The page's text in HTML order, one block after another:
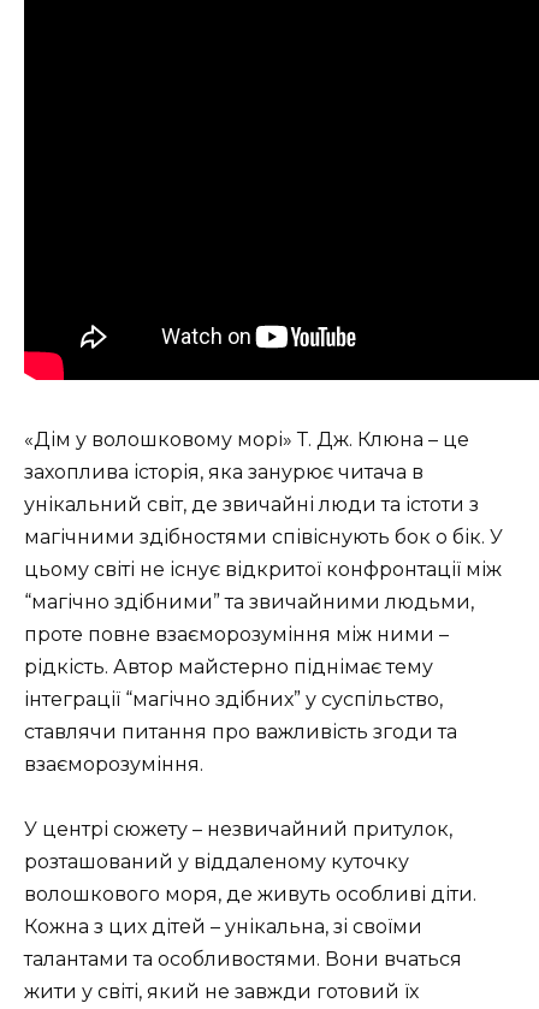
«Дім у волошковому морі» Т. Дж. Клюна – це
захоплива історія, яка занурює читача в
унікальний світ, де звичайні люди та істоти з
магічними здібностями співіснують бок о бік. У
цьому світі не існує відкритої конфронтації між
“магічно здібними” та звичайними людьми,
проте повне взаєморозуміння між ними –
рідкість. Автор майстерно піднімає тему
інтеграції “магічно здібних” у суспільство,
ставлячи питання про важливість згоди та
взаєморозуміння.
У центрі сюжету – незвичайний притулок,
розташований у віддаленому куточку
волошкового моря, де живуть особливі діти.
Кожна з цих дітей – унікальна, зі своїми
талантами та особливостями. Вони вчаться
жити у світі, який не завжди готовий їх